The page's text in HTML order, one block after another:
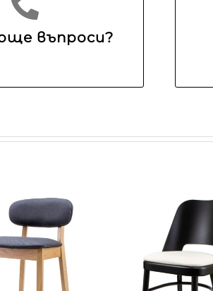
въпроси?